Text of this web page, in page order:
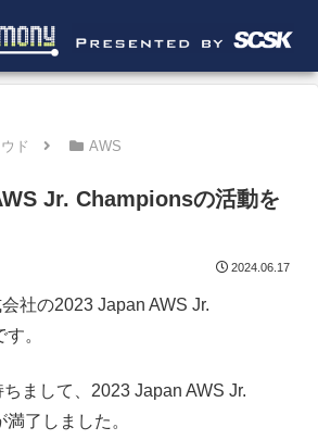
ド AWS
Jr. Championsの活動を
2024.06.17
社の2023 Japan AWS Jr.
。
まして、2023 Japan AWS Jr.
了しました。